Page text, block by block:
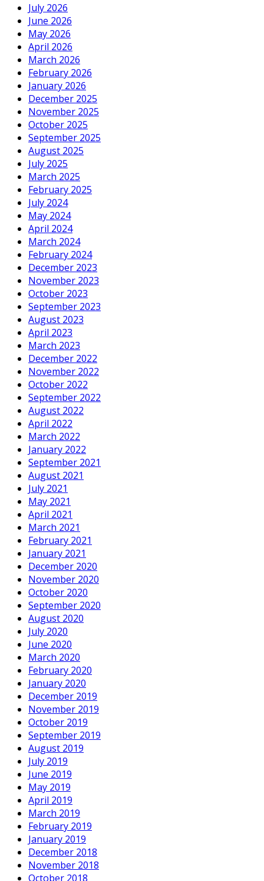
July 2026
June 2026
May 2026
April 2026
March 2026
February 2026
January 2026
December 2025
November 2025
October 2025
September 2025
August 2025
July 2025
March 2025
February 2025
July 2024
May 2024
April 2024
March 2024
February 2024
December 2023
November 2023
October 2023
September 2023
August 2023
April 2023
March 2023
December 2022
November 2022
October 2022
September 2022
August 2022
April 2022
March 2022
January 2022
September 2021
August 2021
July 2021
May 2021
April 2021
March 2021
February 2021
January 2021
December 2020
November 2020
October 2020
September 2020
August 2020
July 2020
June 2020
March 2020
February 2020
January 2020
December 2019
November 2019
October 2019
September 2019
August 2019
July 2019
June 2019
May 2019
April 2019
March 2019
February 2019
January 2019
December 2018
November 2018
October 2018